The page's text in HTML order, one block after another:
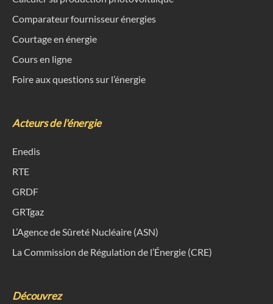
Comparateur fournisseur énergies
Courtage en énergie
Cours en ligne
Foire aux questions sur l’énergie
Acteurs de l'énergie
Enedis
RTE
GRDF
GRTgaz
L’Agence de Sûreté Nucléaire (ASN)
La Commission de Régulation de l’Énergie (CRE)
Découvrez